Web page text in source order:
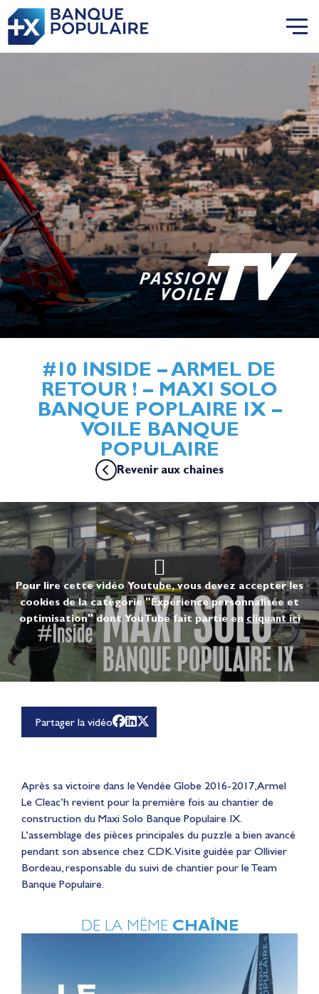
#10 INSIDE – ARMEL DE
RETOUR ! – MAXI SOLO
BANQUE POPLAIRE IX –
VOILE BANQUE
POPULAIRE
Revenir aux chaines
Pour lire cette vidéo Youtube, vous devez accepter les
cookies de la catégorie "Expérience personnalisée et
optimisation" dont YouTube fait partie en cliquant ici
Partager la vidéo
Après sa victoire dans le Vendée Globe 2016-2017, Armel
Le Cleac’h revient pour la première fois au chantier de
construction du Maxi Solo Banque Populaire IX.
L’assemblage des pièces principales du puzzle a bien avancé
pendant son absence chez CDK. Visite guidée par Ollivier
Bordeau, responsable du suivi de chantier pour le Team
Banque Populaire.
DE LA MÊME CHAÎNE